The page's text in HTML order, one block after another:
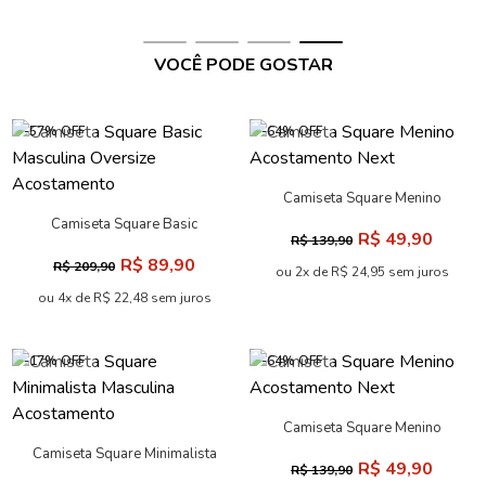
VOCÊ PODE GOSTAR
-57% OFF
Camiseta Square Basic
Acostamento
R$ 209,90 R$ 89,90
ou 4x de R$ 22,48 sem juros
-64% OFF
Camiseta Square Menino
R$ 139,90 R$ 49,90
ou 2x de R$ 24,95 sem juros
-17% OFF
Camiseta Square Minimalista
-64% OFF
Camiseta Square Menino
R$ 139,90 R$ 49,90